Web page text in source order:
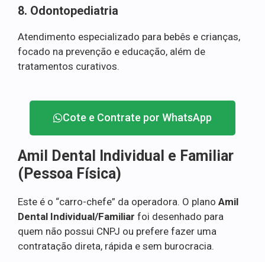
8. Odontopediatria
Atendimento especializado para bebês e crianças,
focado na prevenção e educação, além de
tratamentos curativos.
Cote e Contrate por WhatsApp
Amil Dental Individual e Familiar
(Pessoa Física)
Este é o “carro-chefe” da operadora. O plano Amil
Dental Individual/Familiar foi desenhado para
quem não possui CNPJ ou prefere fazer uma
contratação direta, rápida e sem burocracia.